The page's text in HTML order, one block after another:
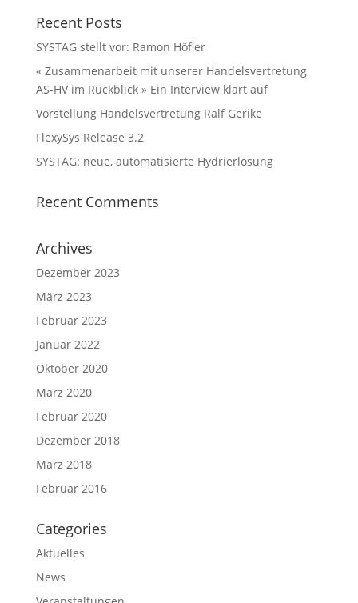
Recent Posts
SYSTAG stellt vor: Ramon Höfler
« Zusammenarbeit mit unserer Handelsvertretung
AS-HV im Rückblick » Ein Interview klärt auf
Vorstellung Handelsvertretung Ralf Gerike
FlexySys Release 3.2
SYSTAG: neue, automatisierte Hydrierlösung
Recent Comments
Archives
Dezember 2023
März 2023
Februar 2023
Januar 2022
Oktober 2020
März 2020
Februar 2020
Dezember 2018
März 2018
Februar 2016
Categories
Aktuelles
News